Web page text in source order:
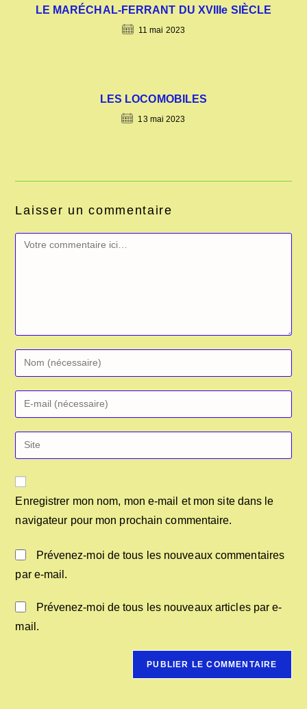
LE MARÉCHAL-FERRANT DU XVIIIe SIÈCLE
11 mai 2023
LES LOCOMOBILES
13 mai 2023
Laisser un commentaire
Enregistrer mon nom, mon e-mail et mon site dans le
navigateur pour mon prochain commentaire.
Prévenez-moi de tous les nouveaux commentaires
par e-mail.
Prévenez-moi de tous les nouveaux articles par e-
mail.